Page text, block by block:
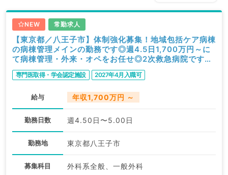
NEW 常勤求人
【東京都／八王子市】体制強化募集！地域包括ケア病棟
の病棟管理メインの勤務です◎週4.5日1,700万円～に
て病棟管理・外来・オペをお任せ◎2次救急病院です★
週4日相談可能★17時終了にてワークライフバランス
◎（外科／常勤）
専門医取得・学会認定施設 2027年4月入職可
給与 年収1,700万円 ～
勤務日数 週4.50日〜5.00日
勤務地 東京都八王子市
募集科目 外科系全般、一般外科